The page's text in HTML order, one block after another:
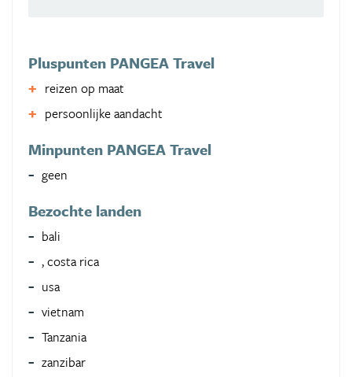
Pluspunten PANGEA Travel
reizen op maat
persoonlijke aandacht
Minpunten PANGEA Travel
geen
Bezochte landen
bali
, costa rica
usa
vietnam
Tanzania
zanzibar